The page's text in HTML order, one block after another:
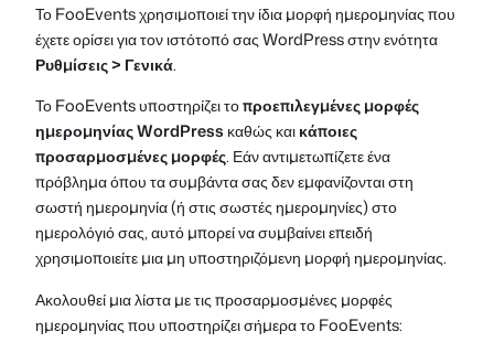
French
Czech
Το FooEvents χρησιμοποιεί την ίδια μορφή ημερομηνίας που
έχετε ορίσει για τον ιστότοπό σας WordPress στην ενότητα
Ρυθμίσεις > Γενικά.
Το FooEvents υποστηρίζει τοπροεπιλεγμένες μορφές
ημερομηνίας WordPress καθώς καικάποιες
προσαρμοσμένες μορφές. Εάν αντιμετωπίζετε ένα
πρόβλημα όπου τα συμβάντα σας δεν εμφανίζονται στη
σωστή ημερομηνία (ή στις σωστές ημερομηνίες) στο
ημερολόγιό σας, αυτό μπορεί να συμβαίνει επειδή
χρησιμοποιείτε μια μη υποστηριζόμενη μορφή ημερομηνίας.
Ακολουθεί μια λίστα με τις προσαρμοσμένες μορφές
ημερομηνίας που υποστηρίζει σήμερα το FooEvents: